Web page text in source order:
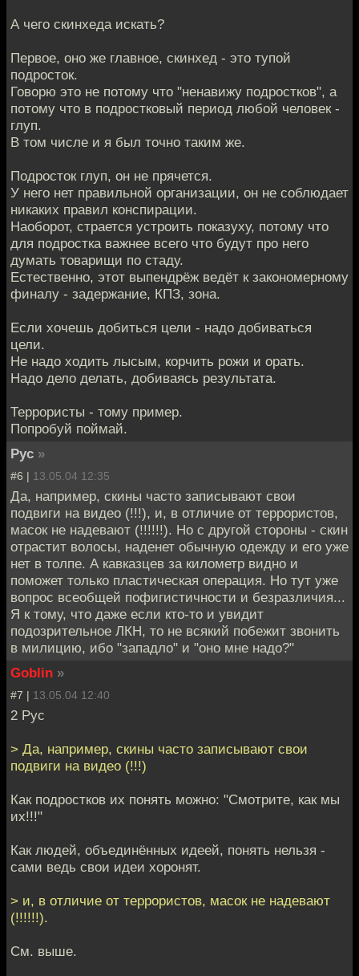
А чего скинхеда искать?
Первое, оно же главное, скинхед - это тупой
подросток.
Говорю это не потому что "ненавижу подростков", а
потому что в подростковый период любой человек -
глуп.
В том числе и я был точно таким же.
Подросток глуп, он не прячется.
У него нет правильной организации, он не соблюдает
никаких правил конспирации.
Наоборот, страется устроить показуху, потому что
для подростка важнее всего что будут про него
думать товарищи по стаду.
Естественно, этот выпендрёж ведёт к закономерному
финалу - задержание, КПЗ, зона.
Если хочешь добиться цели - надо добиваться
цели.
Не надо ходить лысым, корчить рожи и орать.
Надо дело делать, добиваясь результата.
Террористы - тому пример.
Попробуй поймай.
Рус »
#6 | 13.05.04 12:35
Да, например, скины часто записывают свои
подвиги на видео (!!!), и, в отличие от террористов,
масок не надевают (!!!!!!). Но с другой стороны - скин
отрастит волосы, наденет обычную одежду и его уже
нет в толпе. А кавказцев за километр видно и
поможет только пластическая операция. Но тут уже
вопрос всеобщей пофигистичности и безразличия...
Я к тому, что даже если кто-то и увидит
подозрительное ЛКН, то не всякий побежит звонить
в милицию, ибо "западло" и "оно мне надо?"
Goblin »
#7 | 13.05.04 12:40
2 Рус
> Да, например, скины часто записывают свои
подвиги на видео (!!!)
Как подростков их понять можно: "Смотрите, как мы
их!!!"
Как людей, объединённых идеей, понять нельзя -
сами ведь свои идеи хоронят.
> и, в отличие от террористов, масок не надевают
(!!!!!!).
См. выше.